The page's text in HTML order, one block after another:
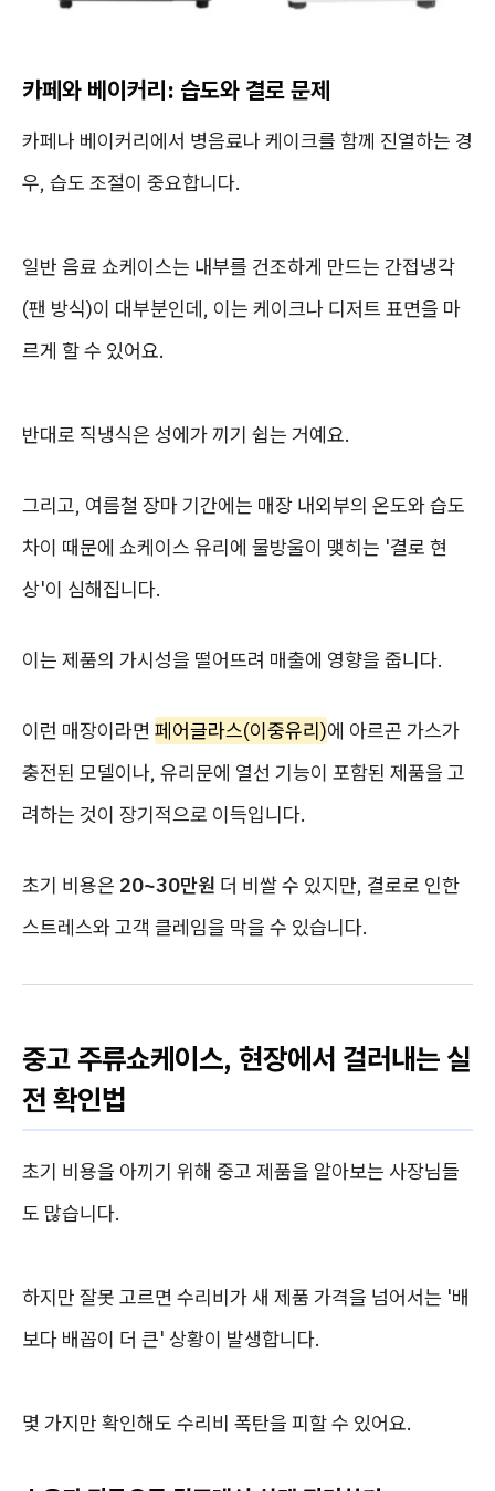
카페와 베이커리: 습도와 결로 문제
카페나 베이커리에서 병음료나 케이크를 함께 진열하는 경
우, 습도 조절이 중요합니다.
일반 음료 쇼케이스는 내부를 건조하게 만드는 간접냉각
(팬 방식)이 대부분인데, 이는 케이크나 디저트 표면을 마
르게 할 수 있어요.
반대로 직냉식은 성에가 끼기 쉽는 거예요.
그리고, 여름철 장마 기간에는 매장 내외부의 온도와 습도
차이 때문에 쇼케이스 유리에 물방울이 맺히는 '결로 현
상'이 심해집니다.
이는 제품의 가시성을 떨어뜨려 매출에 영향을 줍니다.
이런 매장이라면 페어글라스(이중유리)에 아르곤 가스가
충전된 모델이나, 유리문에 열선 기능이 포함된 제품을 고
려하는 것이 장기적으로 이득입니다.
초기 비용은 20~30만원 더 비쌀 수 있지만, 결로로 인한
스트레스와 고객 클레임을 막을 수 있습니다.
중고 주류쇼케이스, 현장에서 걸러내는 실
전 확인법
초기 비용을 아끼기 위해 중고 제품을 알아보는 사장님들
도 많습니다.
하지만 잘못 고르면 수리비가 새 제품 가격을 넘어서는 '배
보다 배꼽이 더 큰' 상황이 발생합니다.
몇 가지만 확인해도 수리비 폭탄을 피할 수 있어요.